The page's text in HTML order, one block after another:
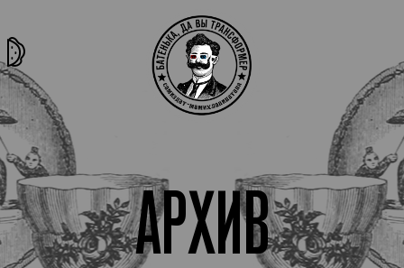
та самая
история
тёмная
материясекты
архив
АРХИВ